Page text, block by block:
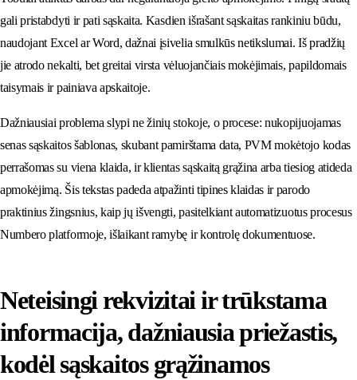
gali pristabdyti ir pati sąskaita. Kasdien išrašant sąskaitas rankiniu būdu,
naudojant Excel ar Word, dažnai įsivelia smulkūs netikslumai. Iš pradžių
jie atrodo nekalti, bet greitai virsta vėluojančiais mokėjimais, papildomais
taisymais ir painiava apskaitoje.
Dažniausiai problema slypi ne žinių stokoje, o procese: nukopijuojamas
senas sąskaitos šablonas, skubant pamirštama data, PVM mokėtojo kodas
perrašomas su viena klaida, ir klientas sąskaitą grąžina arba tiesiog atideda
apmokėjimą. Šis tekstas padeda atpažinti tipines klaidas ir parodo
praktinius žingsnius, kaip jų išvengti, pasitelkiant automatizuotus procesus
Numbero platformoje, išlaikant ramybę ir kontrolę dokumentuose.
Neteisingi rekvizitai ir trūkstama
informacija, dažniausia priežastis,
kodėl sąskaitos grąžinamos